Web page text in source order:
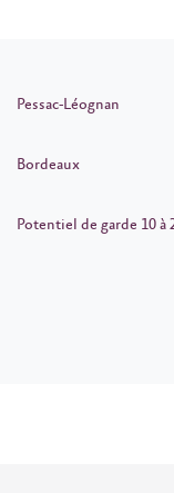
Pessac-Léognan
Bordeaux
Potentiel de garde 10 à